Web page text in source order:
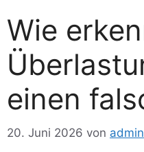
Wie
einen
20. Juni 2026 von admin